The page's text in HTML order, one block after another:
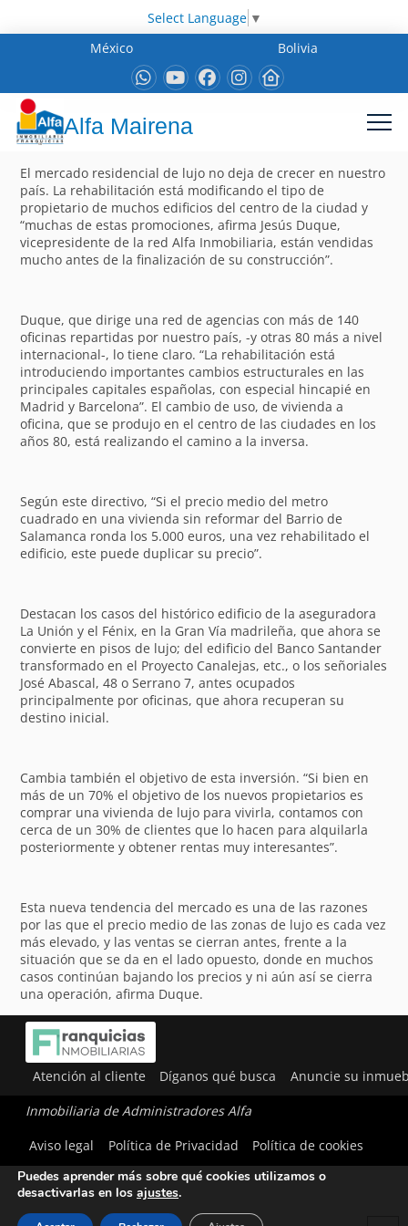
Select Language ▼
México
Bolivia
Alfa Mairena
El mercado residencial de lujo no deja de crecer en nuestro
país. La rehabilitación está modificando el tipo de
propietario de muchos edificios del centro de la ciudad y
“muchas de estas promociones, afirma Jesús Duque,
vicepresidente de la red Alfa Inmobiliaria, están vendidas
mucho antes de la finalización de su construcción”.
Duque, que dirige una red de agencias con más de 140
oficinas repartidas por nuestro país, -y otras 80 más a nivel
internacional-, lo tiene claro. “La rehabilitación está
introduciendo importantes cambios estructurales en las
principales capitales españolas, con especial hincapié en
Madrid y Barcelona”. El cambio de uso, de vivienda a
oficina, que se produjo en el centro de las ciudades en los
años 80, está realizando el camino a la inversa.
Según este directivo, “Si el precio medio del metro
cuadrado en una vivienda sin reformar del Barrio de
Salamanca ronda los 5.000 euros, una vez rehabilitado el
edificio, este puede duplicar su precio”.
Destacan los casos del histórico edificio de la aseguradora
La Unión y el Fénix, en la Gran Vía madrileña, que ahora se
convierte en pisos de lujo; del edificio del Banco Santander
transformado en el Proyecto Canalejas, etc., o los señoriales
José Abascal, 48 o Serrano 7, antes ocupados
principalmente por oficinas, que ahora recuperan su
destino inicial.
Cambia también el objetivo de esta inversión. “Si bien en
más de un 70% el objetivo de los nuevos propietarios es
comprar una vivienda de lujo para vivirla, contamos con
cerca de un 30% de clientes que lo hacen para alquilarla
posteriormente y obtener rentas muy interesantes”.
Esta nueva tendencia del mercado es una de las razones
por las que el precio medio de las zonas de lujo es cada vez
más elevado, y las ventas se cierran antes, frente a la
situación que se da en el lado opuesto, donde en muchos
casos continúan bajando los precios y ni aún así se cierra
una operación, afirma Duque.
Atención al cliente Díganos qué busca Anuncie su
Inmobiliaria de Administradores Alfa
Aviso legal
Política de Privacidad Política de cookies
Utilizamos cookies para ofrecerte la mejor experiencia en
Puedes aprender más sobre qué cookies utilizamos o
desactivarlas en los ajustes.